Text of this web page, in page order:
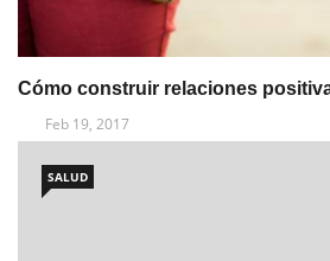
Cómo construir relaciones
Feb 19, 2017
SALUD